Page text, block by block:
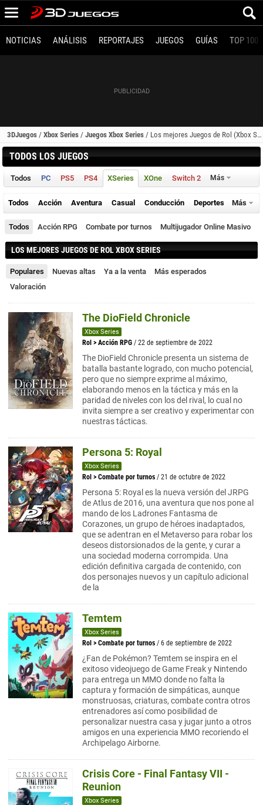
NOTICIAS ANÁLISIS REPORTAJES JUEGOS GUÍAS TOP 100
3DJuegos / Xbox Series / Juegos Xbox Series / Los mejores Juegos de Rol (Xbox Series)
TODOS LOS JUEGOS
Todos PC PS5 PS4 XSeries XOne Switch 2 Más
Todos Acción Aventura Casual Conducción Deportes Más
Todos Acción RPG Combate por turnos Multijugador Online Masivo
LOS MEJORES JUEGOS DE ROL XBOX SERIES
Populares Nuevas altas Ya a la venta
Más esperados
Valoración
The DioField Chronicle
Xbox Series
Rol > Acción RPG / 22 de septiembre de 2022
The DioField Chronicle presenta un sistema de
batalla bastante logrado, con mucho potencial,
pero que no siempre exprime al máximo,
elaborando menos en la táctica y más en la
paridad de niveles con los del rival, lo cual no
invita siempre a ser creativo y experimentar con
nuestras tácticas.
Persona 5: Royal
Xbox Series
Rol > Combate por turnos / 21 de octubre de 2022
Persona 5: Royal es la nueva versión del JRPG
de Atlus de 2016, una aventura que nos pone al
mando de los Ladrones Fantasma de
Corazones, un grupo de héroes inadaptados,
que se adentran en el Metaverso para robar los
deseos distorsionados de la gente, y curar a
una sociedad moderna corrompida. Una
edición definitiva cargada de contenido, con
dos personajes nuevos y un capítulo adicional
de la
Temtem
Xbox Series
Rol > Combate por turnos / 6 de septiembre de 2022
¿Fan de Pokémon? Temtem se inspira en el
exitoso videojuego de Game Freak y Nintendo
para entrega un MMO donde no falta la
captura y formación de simpáticas, aunque
monstruosas, criaturas, combate contra otros
entrenadores así como posibilidad de
personalizar nuestra casa y jugar junto a otros
amigos en una experiencia MMO recoriendo el
Archipelago Airborne.
Crisis Core - Final Fantasy VII -
Reunion
Xbox Series